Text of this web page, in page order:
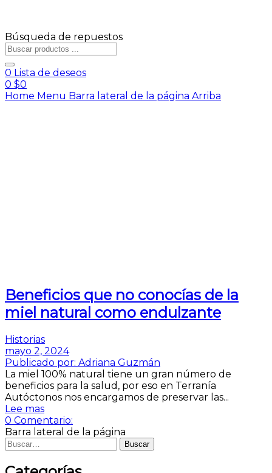
Búsqueda de repuestos
0 Lista de deseos
0 $0
Home Menu Barra lateral de la página Arriba
Beneficios que no conocías de la
miel natural como endulzante
Historias
mayo 2, 2024
Publicado por: Adriana Guzmán
La miel 100% natural tiene un gran número de
beneficios para la salud, por eso en Terranía
Autóctonos nos encargamos de preservar las...
Lee mas
0 Comentario:
Barra lateral de la página
Buscar